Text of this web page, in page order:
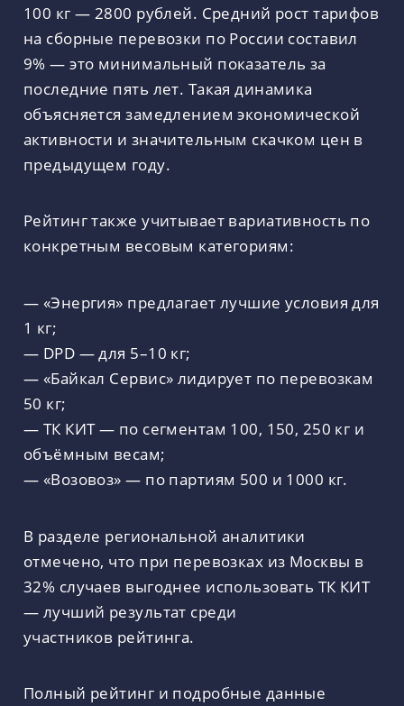
100 кг — 2800 рублей. Средний рост тарифов
на сборные перевозки по России составил
9% — это минимальный показатель за
последние пять лет. Такая динамика
объясняется замедлением экономической
активности и значительным скачком цен в
предыдущем году.
Рейтинг также учитывает вариативность по
конкретным весовым категориям:
— «Энергия» предлагает лучшие условия для
1 кг;
— DPD — для 5–10 кг;
— «Байкал Сервис» лидирует по перевозкам
50 кг;
— ТК КИТ — по сегментам 100, 150, 250 кг и
объёмным весам;
— «Возовоз» — по партиям 500 и 1000 кг.
В разделе региональной аналитики
отмечено, что при перевозках из Москвы в
32% случаев выгоднее использовать ТК КИТ
— лучший результат среди
участников рейтинга.
Полный рейтинг и подробные данные